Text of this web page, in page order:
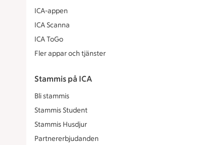
ICA-appen
ICA Scanna
ICA ToGo
Fler appar och tjänster
Stammis på ICA
Bli stammis
Stammis Student
Stammis Husdjur
Partnererbjudanden